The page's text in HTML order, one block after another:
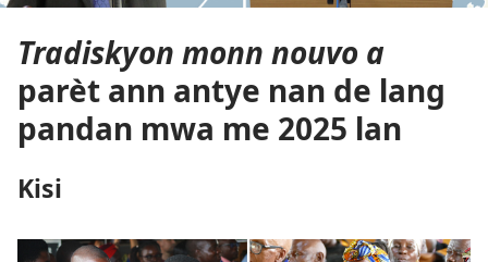
Tradiskyon monn nouvo a
parèt ann antye nan de lang
pandan mwa me 2025 lan
Kisi